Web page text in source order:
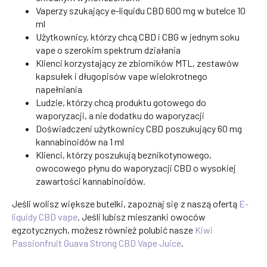
Vaperzy szukający e-liquidu CBD 600 mg w butelce 10
ml
Użytkownicy, którzy chcą CBD i CBG w jednym soku
vape o szerokim spektrum działania
Klienci korzystający ze zbiorników MTL, zestawów
kapsułek i długopisów vape wielokrotnego
napełniania
Ludzie, którzy chcą produktu gotowego do
waporyzacji, a nie dodatku do waporyzacji
Doświadczeni użytkownicy CBD poszukujący 60 mg
kannabinoidów na 1 ml
Klienci, którzy poszukują beznikotynowego,
owocowego płynu do waporyzacji CBD o wysokiej
zawartości kannabinoidów.
Jeśli wolisz większe butelki, zapoznaj się z naszą ofertą E-
liquidy CBD vape . Jeśli lubisz mieszanki owoców
egzotycznych, możesz również polubić nasze Kiwi
Passionfruit Guava Strong CBD Vape Juice